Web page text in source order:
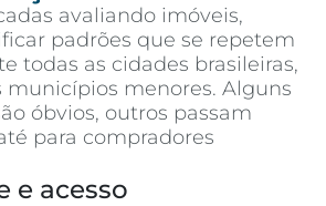
avaliando imóveis,
padrões que se repetem
todas as cidades brasileiras,
municípios menores. Alguns
óbvios, outros passam
para compradores
e acesso